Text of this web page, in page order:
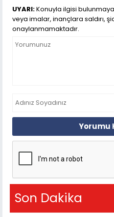
UYARI:Konuyla ilgisi
veya imalar, inançlara saldırı,
onaylanmamaktadır.
Yorumu
Son Dakika